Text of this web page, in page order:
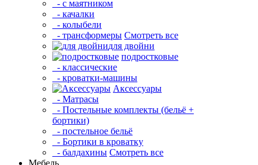
- с маятником
- качалки
- колыбели
- трансформеры Смотреть все
для двойни
подростковые
- классические
- кроватки-машины
Аксессуары
- Матрасы
- Постельные комплекты (бельё +
бортики)
- постельное бельё
- Бортики в кроватку
- балдахины Смотреть все
Мебель